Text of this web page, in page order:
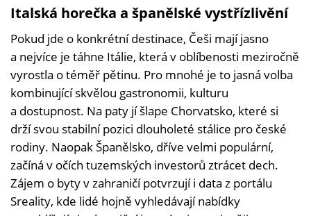
Italská horečka a španělské vystřízlivění
Pokud jde o konkrétní destinace, Češi mají jasno
a nejvíce je táhne Itálie, která v oblíbenosti meziročně
vyrostla o téměř pětinu. Pro mnohé je to jasná volba
kombinující skvělou gastronomii, kulturu
a dostupnost. Na paty jí šlape Chorvatsko, které si
drží svou stabilní pozici dlouholeté stálice pro české
rodiny. Naopak Španělsko, dříve velmi populární,
začíná v očích tuzemských investorů ztrácet dech.
Zájem o byty v zahraničí potvrzují i data z portálu
Sreality, kde lidé hojně vyhledávají nabídky